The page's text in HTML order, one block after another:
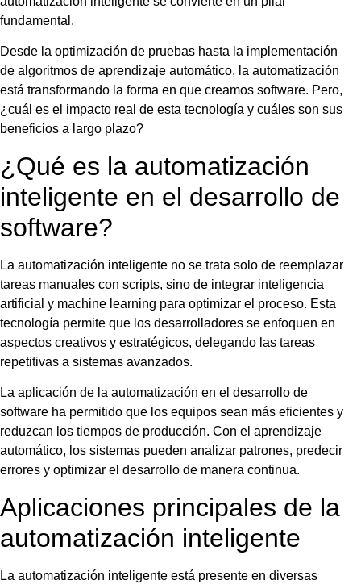
fundamental.
Desde la optimización de pruebas hasta la implementación
de algoritmos de aprendizaje automático, la automatización
está transformando la forma en que creamos software. Pero,
¿cuál es el impacto real de esta tecnología y cuáles son sus
beneficios a largo plazo?
¿Qué es la automatización
inteligente en el desarrollo de
software?
La automatización inteligente no se trata solo de reemplazar
tareas manuales con scripts, sino de integrar inteligencia
artificial y machine learning para optimizar el proceso. Esta
tecnología permite que los desarrolladores se enfoquen en
aspectos creativos y estratégicos, delegando las tareas
repetitivas a sistemas avanzados.
La aplicación de la automatización en el desarrollo de
software ha permitido que los equipos sean más eficientes y
reduzcan los tiempos de producción. Con el aprendizaje
automático, los sistemas pueden analizar patrones, predecir
errores y optimizar el desarrollo de manera continua.
Aplicaciones principales de la
automatización inteligente
La automatización inteligente está presente en diversas